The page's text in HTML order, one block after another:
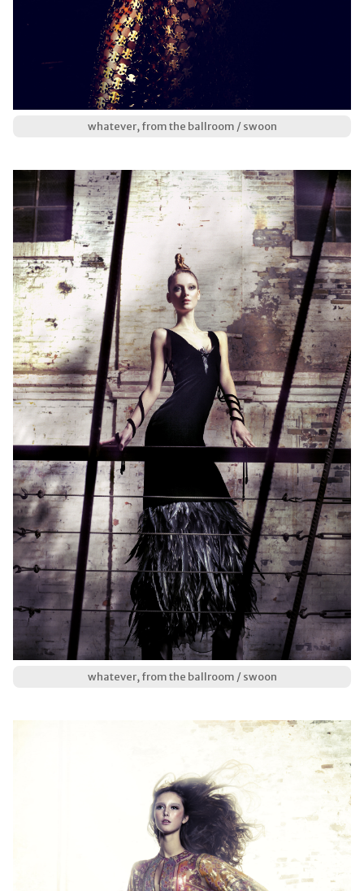
whatever, from the ballroom / swoon
whatever, from the ballroom / swoon